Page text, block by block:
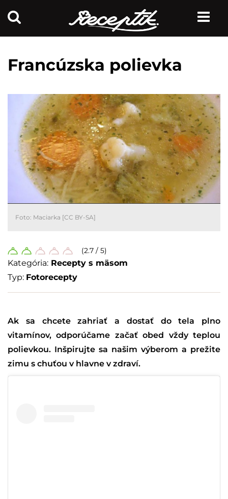
Francúzska polievka
Foto: Maciarka [CC BY-SA]
(2.7 / 5)
Kategória: Recepty s mäsom
Typ: Fotorecepty
Ak sa chcete zahriať a dostať do tela plno
vitamínov, odporúčame začať obed vždy teplou
polievkou. Inšpirujte sa našim výberom a prežite
zimu s chuťou v hlavne v zdraví.